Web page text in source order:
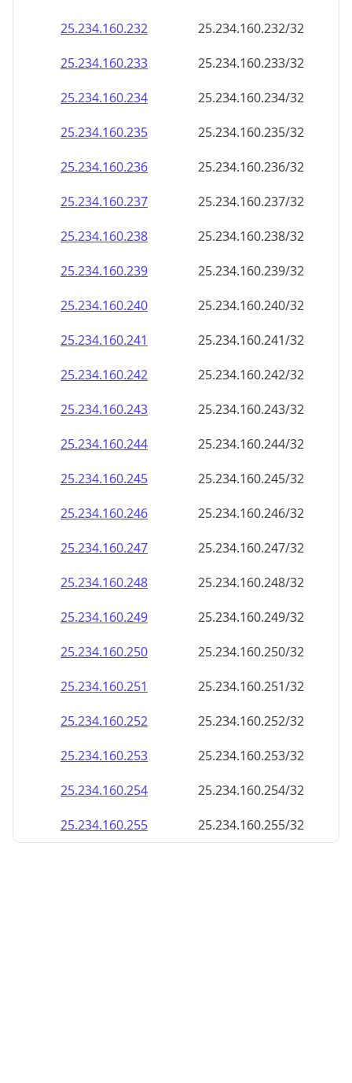
25.234.160.232
25.234.160.232/32
25.234.160.233
25.234.160.233/32
25.234.160.234
25.234.160.234/32
25.234.160.235
25.234.160.235/32
25.234.160.236
25.234.160.236/32
25.234.160.237
25.234.160.237/32
25.234.160.238
25.234.160.238/32
25.234.160.239
25.234.160.239/32
25.234.160.240
25.234.160.240/32
25.234.160.241
25.234.160.241/32
25.234.160.242
25.234.160.242/32
25.234.160.243
25.234.160.243/32
25.234.160.244
25.234.160.244/32
25.234.160.245
25.234.160.245/32
25.234.160.246
25.234.160.246/32
25.234.160.247
25.234.160.247/32
25.234.160.248
25.234.160.248/32
25.234.160.249
25.234.160.249/32
25.234.160.250
25.234.160.250/32
25.234.160.251
25.234.160.251/32
25.234.160.252
25.234.160.252/32
25.234.160.253
25.234.160.253/32
25.234.160.254
25.234.160.254/32
25.234.160.255
25.234.160.255/32